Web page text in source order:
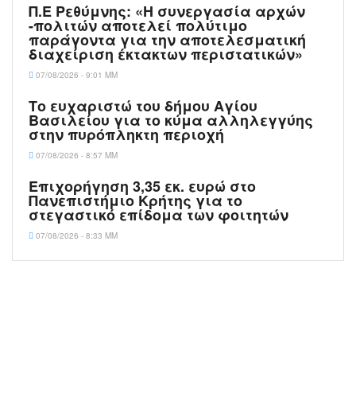
Π.Ε Ρεθύμνης: «Η συνεργασία αρχών
-πολιτών αποτελεί πολύτιμο
παράγοντα για την αποτελεσματική
διαχείριση έκτακτων περιστατικών»
07/08/2026 - 9:01 ΜΜ
Το ευχαριστώ του δήμου Αγίου
Βασιλείου για το κύμα αλληλεγγύης
στην πυρόπληκτη περιοχή
07/08/2026 - 8:57 ΜΜ
Επιχορήγηση 3,35 εκ. ευρώ στο
Πανεπιστήμιο Κρήτης για το
στεγαστικό επίδομα των φοιτητών
07/08/2026 - 8:33 ΜΜ